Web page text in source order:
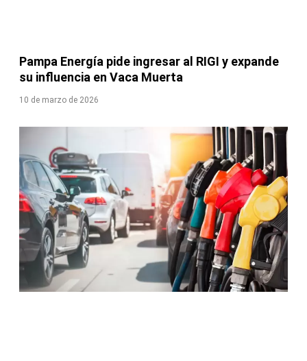
Pampa Energía pide ingresar al RIGI y expande
su influencia en Vaca Muerta
10 de marzo de 2026